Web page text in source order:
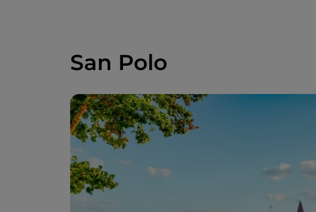
San Polo